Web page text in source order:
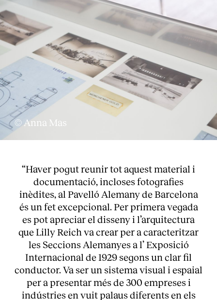
Serveis
© Anna Mas
“Haver pogut reunir tot aquest material i
documentació, incloses fotografies
inèdites, al Pavelló Alemany de Barcelona
és un fet excepcional. Per primera vegada
es pot apreciar el disseny i l’arquitectura
que Lilly Reich va crear per a caracteritzar
les Seccions Alemanyes a l’ Exposició
Internacional de 1929 segons un clar fil
conductor. Va ser un sistema visual i espaial
per a presentar més de 300 empreses i
indústries en vuit palaus diferents en els